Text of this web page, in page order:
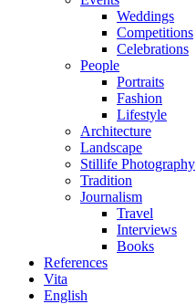
Weddings
Competitions
Celebrations
People
Portraits
Fashion
Lifestyle
Architecture
Landscape
Stillife Photography
Tradition
Journalism
Travel
Interviews
Books
References
Vita
English